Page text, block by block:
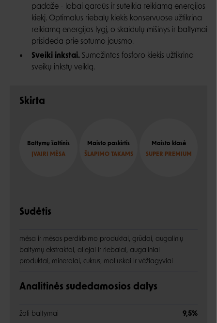
padaže - labai gardūs ir suteikia reikiamą energijos
kiekį. Optimalus riebalų kiekis konservuose užtikrina
reikiamą energijos lygį, o skaidulų mišinys ir baltymai
prisideda prie sotumo jausmo.
Sveiki inkstai. Sumažintas fosforo kiekis užtikrina
sveikų inkstų veiklą.
Skirta
Baltymų šaltinis
ĮVAIRI MĖSA
Maisto paskirtis
ŠLAPIMO TAKAMS
Maisto klasė
SUPER PREMIUM
Sudėtis
mėsa ir mėsos perdirbimo produktai, grūdai, augalinių
baltymų ekstraktai, aliejai ir riebalai, augaliniai
produktai, mineralai, cukrus, moliuskai ir vėžiagyviai
Analitinės sudedamosios dalys
žali baltymai 9,5%